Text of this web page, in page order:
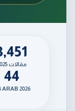
مقالات 2025
44
ARAB 2026